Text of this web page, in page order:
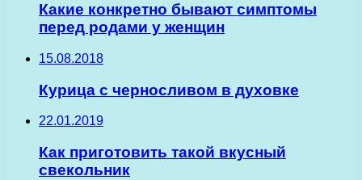
Какие конкретно бывают симптомы
перед родами у женщин
15.08.2018
Курица с черносливом в духовке
22.01.2019
Как приготовить такой вкусный
свекольник